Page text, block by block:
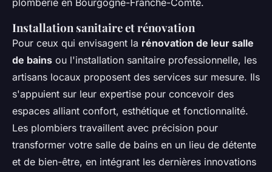
plomberie en Bourgogne-Franche-Comté.
Installation sanitaire et rénovation
Pour ceux qui envisagent la rénovation de leur salle
de bains ou l'installation sanitaire professionnelle, les
artisans locaux proposent des services sur mesure. Ils
s'appuient sur leur expertise pour concevoir des
espaces alliant confort, esthétique et fonctionnalité.
Les plombiers travaillent avec précision pour
transformer votre salle de bains en un lieu de détente
et de bien-être, en intégrant les dernières innovations